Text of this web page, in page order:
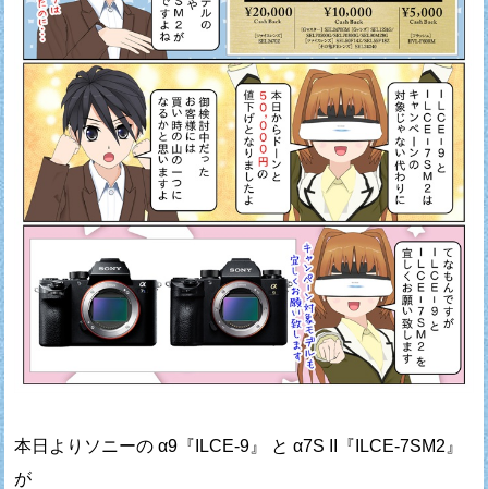
本日よりソニーの α9『ILCE-9』 と α7S II『ILCE-7SM2』
が